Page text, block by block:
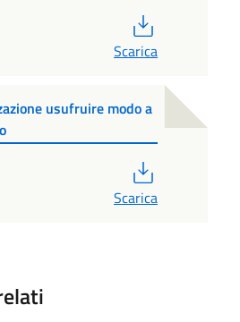
Scarica
usufruire modo a
Scarica